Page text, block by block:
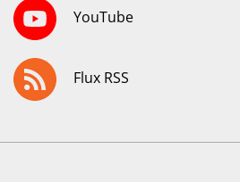
YouTube
Flux RSS